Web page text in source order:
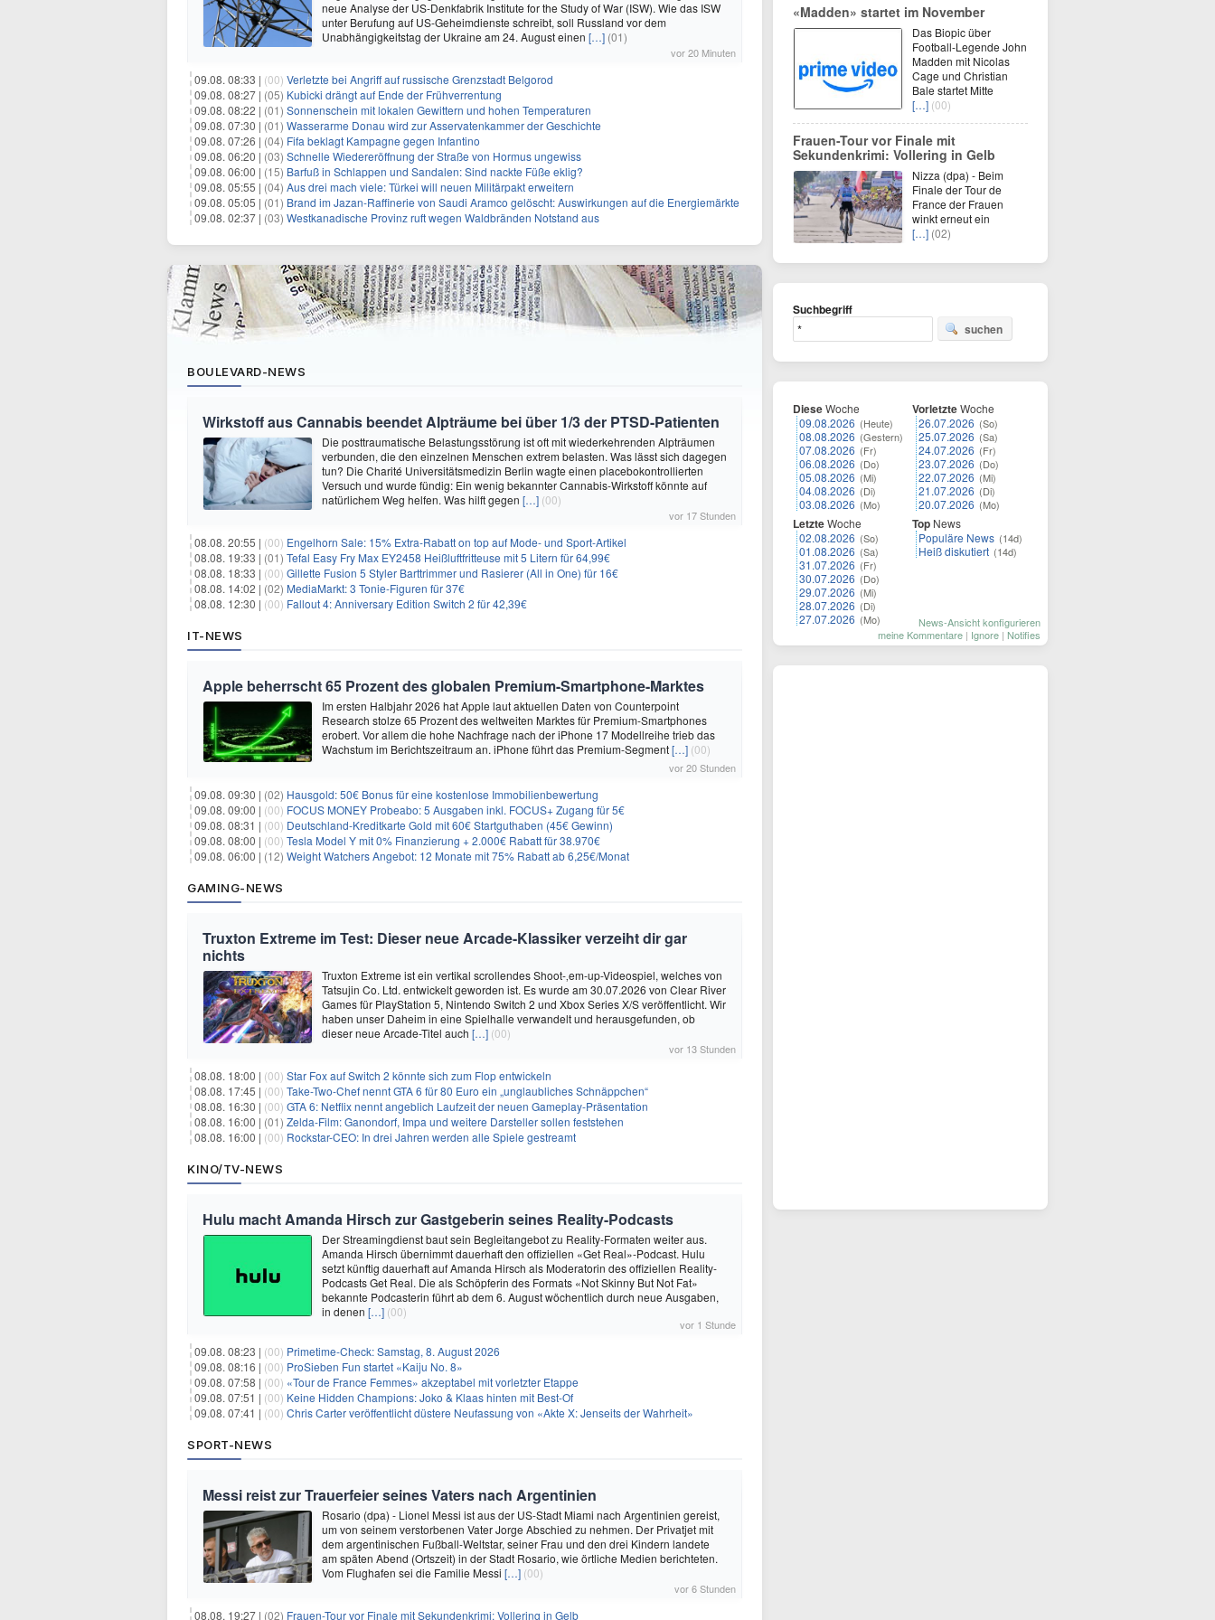
neue Analyse der US-Denkfabrik Institute for the Study of War (ISW). Wie das ISW
unter Berufung auf US-Geheimdienste schreibt, soll Russland vor dem
Unabhängigkeitstag der Ukraine am 24. August einen […] (01)
vor 20 Minuten
09.08. 08:33 | (00) Verletzte bei Angriff auf russische Grenzstadt Belgorod
09.08. 08:27 | (05) Kubicki drängt auf Ende der Frühverrentung
09.08. 08:22 | (01) Sonnenschein mit lokalen Gewittern und hohen Temperaturen
09.08. 07:30 | (01) Wasserarme Donau wird zur Asservatenkammer der Geschichte
09.08. 07:26 | (04) Fifa beklagt Kampagne gegen Infantino
09.08. 06:20 | (03) Schnelle Wiedereröffnung der Straße von Hormus ungewiss
09.08. 06:00 | (15) Barfuß in Schlappen und Sandalen: Sind nackte Füße eklig?
09.08. 05:55 | (04) Aus drei mach viele: Türkei will neuen Militärpakt erweitern
09.08. 05:05 | (01) Brand im Jazan-Raffinerie von Saudi Aramco gelöscht: Auswirkungen auf die Energiemärkte
09.08. 02:37 | (03) Westkanadische Provinz ruft wegen Waldbränden Notstand aus
BOULEVARD-NEWS
Wirkstoff aus Cannabis beendet Alpträume bei über 1/3 der PTSD-Patienten
Die posttraumatische Belastungsstörung ist oft mit wiederkehrenden Alpträumen
verbunden, die den einzelnen Menschen extrem belasten. Was lässt sich dagegen
tun? Die Charité Universitätsmedizin Berlin wagte einen placebokontrollierten
Versuch und wurde fündig: Ein wenig bekannter Cannabis-Wirkstoff könnte auf
natürlichem Weg helfen. Was hilft gegen […] (00)
vor 17 Stunden
08.08. 20:55 | (00) Engelhorn Sale: 15% Extra-Rabatt on top auf Mode- und Sport-Artikel
08.08. 19:33 | (01) Tefal Easy Fry Max EY2458 Heißluftfritteuse mit 5 Litern für 64,99€
08.08. 18:33 | (00) Gillette Fusion 5 Styler Barttrimmer und Rasierer (All in One) für 16€
08.08. 14:02 | (02) MediaMarkt: 3 Tonie-Figuren für 37€
08.08. 12:30 | (00) Fallout 4: Anniversary Edition Switch 2 für 42,39€
IT-NEWS
Apple beherrscht 65 Prozent des globalen Premium-Smartphone-Marktes
Im ersten Halbjahr 2026 hat Apple laut aktuellen Daten von Counterpoint
Research stolze 65 Prozent des weltweiten Marktes für Premium-Smartphones
erobert. Vor allem die hohe Nachfrage nach der iPhone 17 Modellreihe trieb das
Wachstum im Berichtszeitraum an. iPhone führt das Premium-Segment[…] (00)
vor 20 Stunden
09.08. 09:30 | (02) Hausgold: 50€ Bonus für eine kostenlose Immobilienbewertung
09.08. 09:00 | (00) FOCUS MONEY Probeabo: 5 Ausgaben inkl. FOCUS+ Zugang für 5€
09.08. 08:31 | (00) Deutschland-Kreditkarte Gold mit 60€ Startguthaben (45€ Gewinn)
09.08. 08:00 | (00) Tesla Model Y mit 0% Finanzierung + 2.000€ Rabatt für 38.970€
09.08. 06:00 | (12) Weight Watchers Angebot: 12 Monate mit 75% Rabatt ab 6,25€/Monat
GAMING-NEWS
Truxton Extreme im Test: Dieser neue Arcade-Klassiker verzeiht dir gar
nichts
Truxton Extreme ist ein vertikal scrollendes Shoot-‚em-up-Videospiel, welches von
Tatsujin Co. Ltd. entwickelt geworden ist. Es wurde am 30.07.2026 von Clear River
Games für PlayStation 5, Nintendo Switch 2 und Xbox Series X/S veröffentlicht. Wir
haben unser Daheim in eine Spielhalle verwandelt und herausgefunden, ob
dieser neue Arcade-Titel auch […] (00)
vor 13 Stunden
08.08. 18:00 | (00) Star Fox auf Switch 2 könnte sich zum Flop entwickeln
08.08. 17:45 | (00) Take-Two-Chef nennt GTA 6 für 80 Euro ein „unglaubliches Schnäppchen“
08.08. 16:30 | (00) GTA 6: Netflix nennt angeblich Laufzeit der neuen Gameplay-Präsentation
08.08. 16:00 | (01) Zelda-Film: Ganondorf, Impa und weitere Darsteller sollen feststehen
08.08. 16:00 | (00) Rockstar-CEO: In drei Jahren werden alle Spiele gestreamt
KINO/TV-NEWS
Hulu macht Amanda Hirsch zur Gastgeberin seines Reality-Podcasts
Der Streamingdienst baut sein Begleitangebot zu Reality-Formaten weiter aus.
Amanda Hirsch übernimmt dauerhaft den offiziellen «Get Real»-Podcast. Hulu
setzt künftig dauerhaft auf Amanda Hirsch als Moderatorin des offiziellen Reality-
Podcasts Get Real. Die als Schöpferin des Formats «Not Skinny But Not Fat»
bekannte Podcasterin führt ab dem 6. August wöchentlich durch neue Ausgaben,
in denen […] (00)
vor 1 Stunde
09.08. 08:23 | (00) Primetime-Check: Samstag, 8. August 2026
09.08. 08:16 | (00) ProSieben Fun startet «Kaiju No. 8»
09.08. 07:58 | (00) «Tour de France Femmes» akzeptabel mit vorletzter Etappe
09.08. 07:51 | (00) Keine Hidden Champions: Joko & Klaas hinten mit Best-Of
09.08. 07:41 | (00) Chris Carter veröffentlicht düstere Neufassung von «Akte X: Jenseits der Wahrheit»
SPORT-NEWS
Messi reist zur Trauerfeier seines Vaters nach Argentinien
Rosario (dpa) - Lionel Messi ist aus der US-Stadt Miami nach Argentinien gereist,
um von seinem verstorbenen Vater Jorge Abschied zu nehmen. Der Privatjet mit
dem argentinischen Fußball-Weltstar, seiner Frau und den drei Kindern landete
am späten Abend (Ortszeit) in der Stadt Rosario, wie örtliche Medien berichteten.
Vom Flughafen sei die Familie Messi […] (00)
vor 6 Stunden
08.08. 19:27 | (02) Frauen-Tour vor Finale mit Sekundenkrimi: Vollering in Gelb
«Madden» startet im November
Das Biopic über
Football-Legende John
Madden mit Nicolas
Cage und Christian
Bale startet Mitte
[…] (00)
Frauen-Tour vor Finale mit
Sekundenkrimi: Vollering in Gelb
Nizza (dpa) - Beim
Finale der Tour de
France der Frauen
winkt erneut ein
[…] (02)
Suchbegriff
suchen
DieseWoche
09.08.2026 (Heute)
08.08.2026 (Gestern)
07.08.2026 (Fr)
06.08.2026 (Do)
05.08.2026 (Mi)
04.08.2026 (Di)
03.08.2026 (Mo)
LetzteWoche
02.08.2026 (So)
01.08.2026 (Sa)
31.07.2026 (Fr)
30.07.2026 (Do)
29.07.2026 (Mi)
28.07.2026 (Di)
27.07.2026 (Mo)
VorletzteWoche
26.07.2026 (So)
25.07.2026 (Sa)
24.07.2026 (Fr)
23.07.2026 (Do)
22.07.2026 (Mi)
21.07.2026 (Di)
20.07.2026 (Mo)
Top News
Populäre News (14d)
Heiß diskutiert (14d)
News-Ansicht konfigurieren
meine Kommentare | Ignore | Notifies